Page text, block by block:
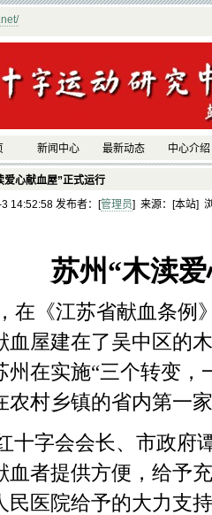
新闻中心 最新动态 中心介绍
爱心献血屋”正式运行
14:52:58 发布者：[管理员] 来源：[本站]
苏州 “木渎
，在《江苏省献血条
血屋建在了吴中区的
州在实施“三个转变，
农村乡镇的省内第一
十字会会长、市政府
血者提供方便，给予
民医院给予的大力支